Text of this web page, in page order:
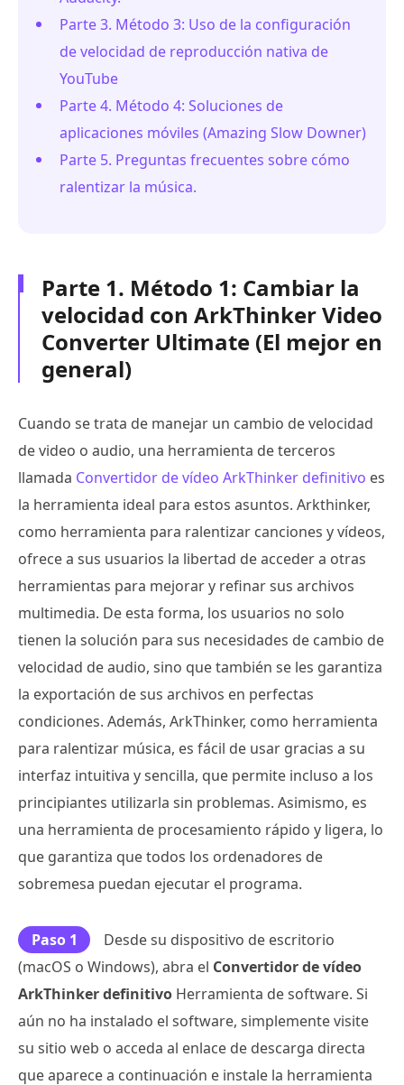
Parte 3. Método 3: Uso de la configuración
de velocidad de reproducción nativa de
YouTube
Parte 4. Método 4: Soluciones de
aplicaciones móviles (Amazing Slow Downer)
Parte 5. Preguntas frecuentes sobre cómo
ralentizar la música.
Parte 1. Método 1: Cambiar la
velocidad con ArkThinker Video
Converter Ultimate (El mejor en
general)
Cuando se trata de manejar un cambio de velocidad
de video o audio, una herramienta de terceros
llamada Convertidor de vídeo ArkThinker definitivo es
la herramienta ideal para estos asuntos. Arkthinker,
como herramienta para ralentizar canciones y vídeos,
ofrece a sus usuarios la libertad de acceder a otras
herramientas para mejorar y refinar sus archivos
multimedia. De esta forma, los usuarios no solo
tienen la solución para sus necesidades de cambio de
velocidad de audio, sino que también se les garantiza
la exportación de sus archivos en perfectas
condiciones. Además, ArkThinker, como herramienta
para ralentizar música, es fácil de usar gracias a su
interfaz intuitiva y sencilla, que permite incluso a los
principiantes utilizarla sin problemas. Asimismo, es
una herramienta de procesamiento rápido y ligera, lo
que garantiza que todos los ordenadores de
sobremesa puedan ejecutar el programa.
Paso 1
Desde su dispositivo de escritorio
(macOS o Windows), abra el Convertidor de vídeo
ArkThinker definitivo Herramienta de software. Si
aún no ha instalado el software, simplemente visite
su sitio web o acceda al enlace de descarga directa
que aparece a continuación e instale la herramienta